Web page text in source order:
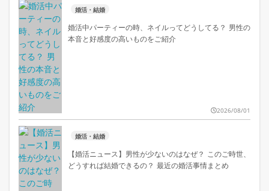
婚活・結婚
婚活中パーティーの時、ネイルってどうしてる？ 男性の
本音と好感度の高いものをご紹介
2026/08/01
婚活・結婚
【婚活ニュース】男性が少ないのはなぜ？ このご時世、
どうすれば結婚できるの？ 最近の婚活事情まとめ